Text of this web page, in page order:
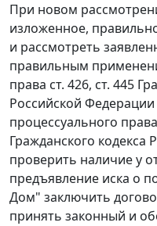
При новом
изложенное,
и рассмотреть
правильным
права ст. 426, ст. 445
Российской
процессуального
Гражданского кодекса
проверить наличие у
предъявление иска о
Дом" заключить
принять законный и